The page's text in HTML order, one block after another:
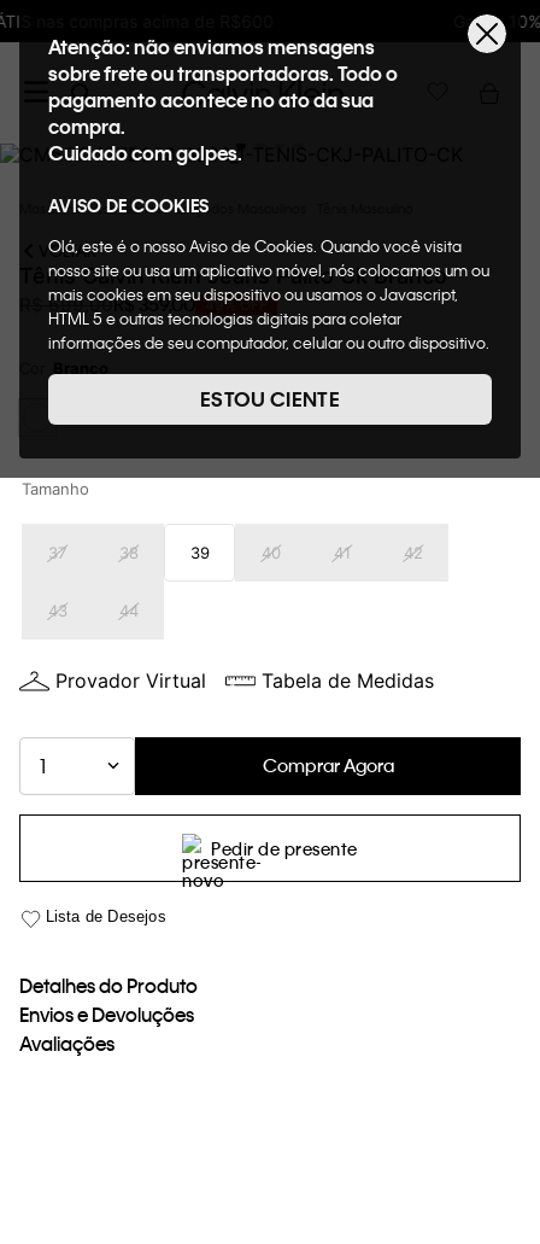
Ganhe 10% de GIFTBACK em todas as compras
Atenção: não enviamos mensagens
sobre frete ou transportadoras. Todo o
pagamento acontece no ato da sua
compra.
Cuidado com golpes.
AVISO DE COOKIES
Olá, este é o nosso Aviso de Cookies. Quando você visita
nosso site ou usa um aplicativo móvel, nós colocamos um ou
mais cookies em seu dispositivo ou usamos o Javascript,
HTML 5 e outras tecnologias digitais para coletar
informações de seu computador, celular ou outro dispositivo.
de cookies, informaremos quais cookies usaremos e quais
suas funções. A forma como processamos os dados
nosso Aviso de Privacidade. Quando você visita nosso site,
consideraremos isso como sua solicitação específica para
loja virtual. Para maiores informações sobre o nosso aviso de
Cookies acesse o link.
ESTOU CIENTE
Masculino Acessórios Calçados Masculinos
VOLTAR
Tênis Calvin Klein Jeans Palito Ck Branco
699,00R$359,00 49%OFF
Tamanho
37 38 39 40 41 42
43 44
Provador Virtual Tabela de Medidas
1 Comprar Agora
Pedir de presente
Detalhes do Produto
Envios e Devoluções
Avaliações